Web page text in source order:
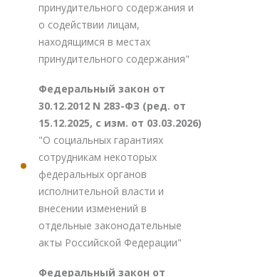
принудительного содержания и
о содействии лицам,
находящимся в местах
принудительного содержания"
Федеральный закон от
30.12.2012 N 283-ФЗ (ред. от
15.12.2025, с изм. от 03.03.2026)
"О социальных гарантиях
сотрудникам некоторых
федеральных органов
исполнительной власти и
внесении изменений в
отдельные законодательные
акты Российской Федерации"
Федеральный закон от